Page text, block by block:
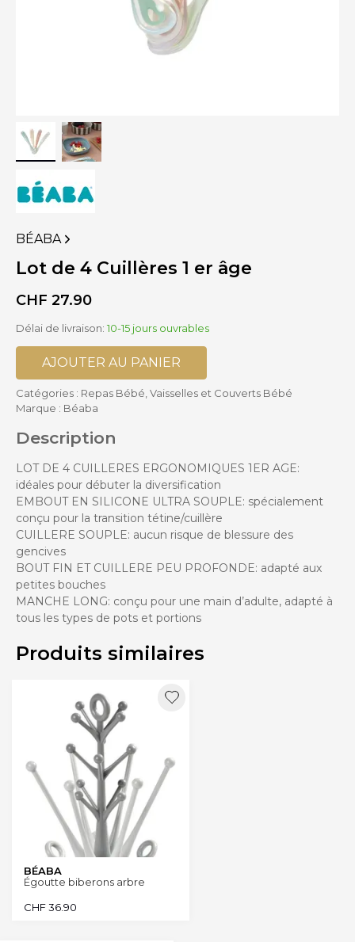
VOIR
PLUS
DE
DE
BÉABA
Lot de 4 Cuillères 1 er âge
CHF 27.90
Délai de livraison: 10-15 jours ouvrables
AJOUTER AU PANIER
Catégories : Repas Bébé Vaisselles et Couverts Bébé
Marque : Béaba
Description
LOT DE 4 CUILLERES ERGONOMIQUES 1ER AGE:
idéales pour débuter la diversification
EMBOUT EN SILICONE ULTRA SOUPLE: spécialement
conçu pour la transition tétine/cuillère
CUILLERE SOUPLE: aucun risque de blessure des
gencives
BOUT FIN ET CUILLERE PEU PROFONDE: adapté aux
petites bouches
MANCHE LONG: conçu pour une main d’adulte, adapté à
tous les types de pots et portions
Produits similaires
BÉABA
Égoutte biberons arbre
CHF36.90